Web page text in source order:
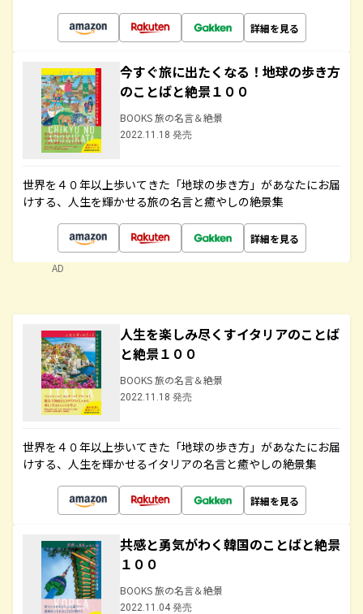
詳細を見る
今すぐ旅に出たくなる！地球の歩き方
のことばと絶景１００
BOOKS 旅の名言＆絶景
2022.11.18 発売
世界を４０年以上歩いてきた「地球の歩き方」があなたにお届
けする、人生を輝かせる旅の名言と癒やしの絶景集
詳細を見る
AD
人生を楽しみ尽くすイタリアのことば
と絶景１００
BOOKS 旅の名言＆絶景
2022.11.18 発売
世界を４０年以上歩いてきた「地球の歩き方」があなたにお届
けする、人生を輝かせるイタリアの名言と癒やしの絶景集
詳細を見る
共感と勇気がわく韓国のことばと絶景
１００
BOOKS 旅の名言＆絶景
2022.11.04 発売